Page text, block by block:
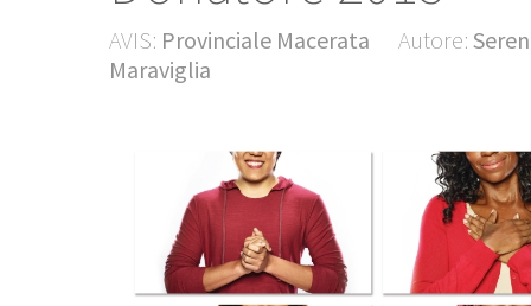
AVIS: Provinciale Macerata Autore:
Maraviglia